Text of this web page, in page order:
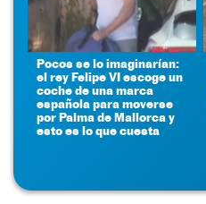
Pocos se lo imaginarían:
el rey Felipe VI escoge un
coche de una marca
española para moverse
por Palma de Mallorca y
esto es lo que cuesta